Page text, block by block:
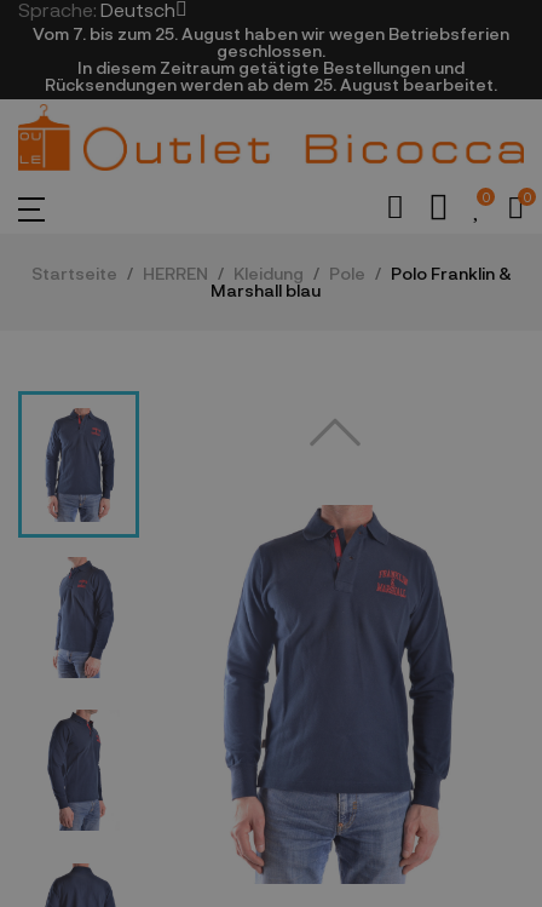
Sprache: Deutsch
Vom 7. bis zum 25. August haben wir wegen Betriebsferien
geschlossen.
In diesem Zeitraum getätigte Bestellungen und
Rücksendungen werden ab dem 25. August bearbeitet.
0 0
Startseite HERREN Kleidung Pole
Polo Franklin &
Marshall blau